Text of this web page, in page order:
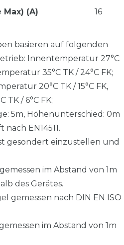
Max) (A)
16
basieren auf folgenden
Innentemperatur 27°C
35°C TK / 24°C FK;
20°C TK / 15°C FK,
/ 6°C FK;
5m, Höhenunterschied: 0m
EN14511.
gesondert einzustellen und
im Abstand von 1m
des Gerätes.
gemessen nach DIN EN ISO
im Abstand von 1m